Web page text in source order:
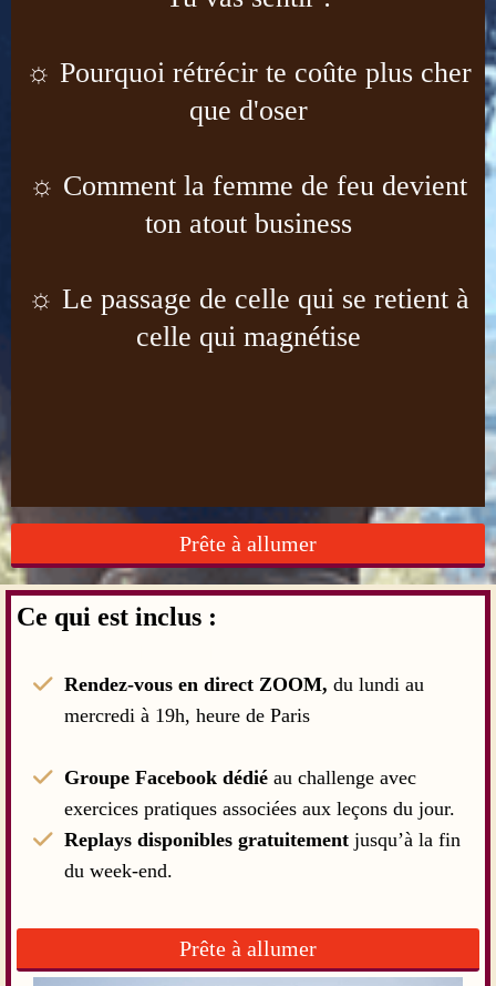
☼ Pourquoi rétrécir te coûte plus cher
que d'oser
☼ Comment la femme de feu devient
ton atout business
☼ Le passage de celle qui se retient à
celle qui magnétise
Prête à allumer
Ce qui est inclus :
Rendez-vous en direct ZOOM, du lundi au
mercredi à 19h, heure de Paris
Groupe Facebook dédié au challenge avec
exercices pratiques associées aux leçons du jour.
Replays disponibles gratuitement jusqu’à la fin
du week-end.
Prête à allumer